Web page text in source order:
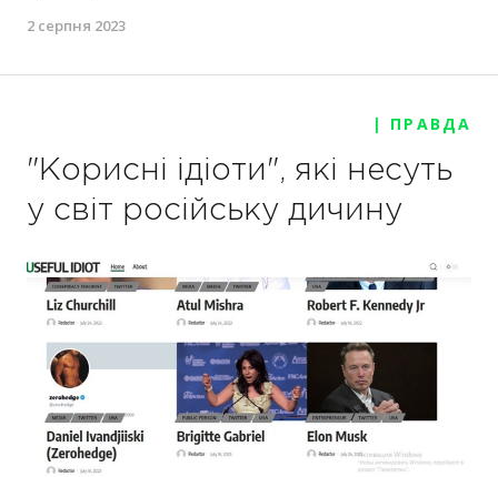
2 серпня 2023
| ПРАВДА
"Корисні ідіоти", які несуть
у світ російську дичину